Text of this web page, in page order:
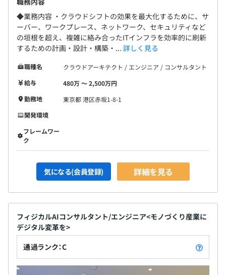
◆業務内容 ・クラウドシフトの効果を最大化するために、サ
ーバー、ワークプレース、ネットワーク、セキュリティなど
の垣根を超え、複雑に絡み合ったITインフラを効率的に刷新
するための計画・設計・構築・... 詳しく見る
職種名
クラウドアーキテクト / エンジニア / コンサルタント
給与
480万 〜 2,500万円
勤務地
東京都 港区赤坂1-8-1
開発環境
フレームワー
ク
気になる(会員登録) 詳細を見る
フィジカルAIコンサルタント/エンジニア<モノづくり産業に
デジタル変革を>
通過ランク：C